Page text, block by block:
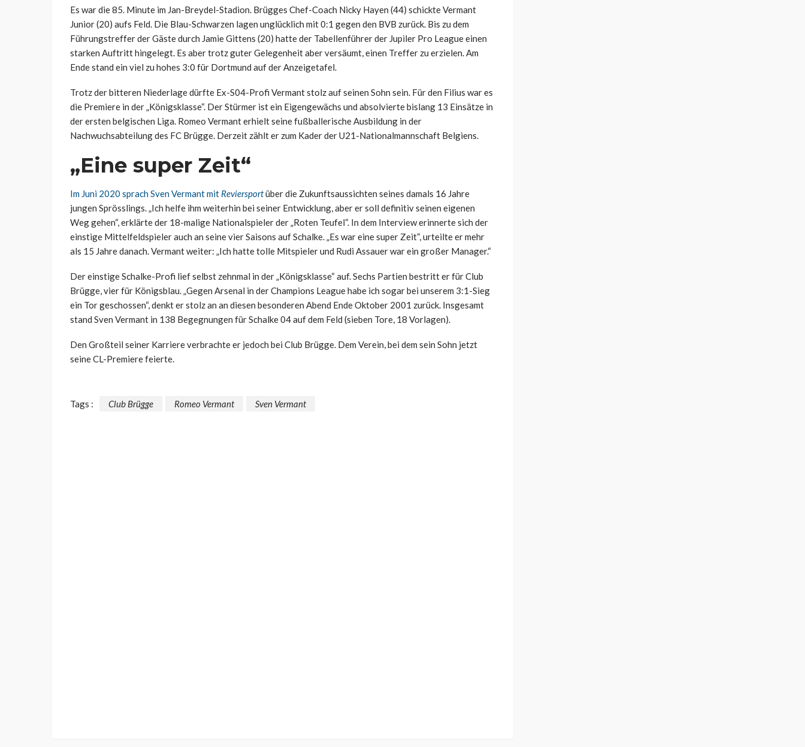
Es war die 85. Minute im Jan-Breydel-Stadion. Brügges Chef-Coach Nicky Hayen (44) schickte Vermant
Junior (20) aufs Feld. Die Blau-Schwarzen lagen unglücklich mit 0:1 gegen den BVB zurück. Bis zu dem
Führungstreffer der Gäste durch Jamie Gittens (20) hatte der Tabellenführer der Jupiler Pro League einen
starken Auftritt hingelegt. Es aber trotz guter Gelegenheit aber versäumt, einen Treffer zu erzielen. Am
Ende stand ein viel zu hohes 3:0 für Dortmund auf der Anzeigetafel.
Trotz der bitteren Niederlage dürfte Ex-S04-Profi Vermant stolz auf seinen Sohn sein. Für den Filius war es
die Premiere in der „Königsklasse“. Der Stürmer ist ein Eigengewächs und absolvierte bislang 13 Einsätze in
der ersten belgischen Liga. Romeo Vermant erhielt seine fußballerische Ausbildung in der
Nachwuchsabteilung des FC Brügge. Derzeit zählt er zum Kader der U21-Nationalmannschaft Belgiens.
„Eine super Zeit“
Im Juni 2020 sprach Sven Vermant mit Reviersportüber die Zukunftsaussichten seines damals 16 Jahre
jungen Sprösslings. „Ich helfe ihm weiterhin bei seiner Entwicklung, aber er soll definitiv seinen eigenen
Weg gehen“, erklärte der 18-malige Nationalspieler der „Roten Teufel“. In dem Interview erinnerte sich der
einstige Mittelfeldspieler auch an seine vier Saisons auf Schalke. „Es war eine super Zeit“, urteilte er mehr
als 15 Jahre danach. Vermant weiter: „Ich hatte tolle Mitspieler und Rudi Assauer war ein großer Manager.“
Der einstige Schalke-Profi lief selbst zehnmal in der „Königsklasse“ auf. Sechs Partien bestritt er für Club
Brügge, vier für Königsblau. „Gegen Arsenal in der Champions League habe ich sogar bei unserem 3:1-Sieg
ein Tor geschossen“, denkt er stolz an an diesen besonderen Abend Ende Oktober 2001 zurück. Insgesamt
stand Sven Vermant in 138 Begegnungen für Schalke 04 auf dem Feld (sieben Tore, 18 Vorlagen).
Den Großteil seiner Karriere verbrachte er jedoch bei Club Brügge. Dem Verein, bei dem sein Sohn jetzt
seine CL-Premiere feierte.
Tags : Club Brügge Romeo Vermant Sven Vermant